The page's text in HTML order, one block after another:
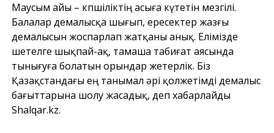
Маусым айы – көпшіліктің асыға күтетін мезгілі.
Балалар демалысқа шығып, ересектер жазғы
демалысын жоспарлап жатқаны анық. Елімізде
шетелге шықпай-ақ, тамаша табиғат аясында
тынығуға болатын орындар жетерлік. Біз
Қазақстандағы ең танымал әрі қолжетімді демалыс
бағыттарына шолу жасадық, деп хабарлайды
Shalqar.kz.